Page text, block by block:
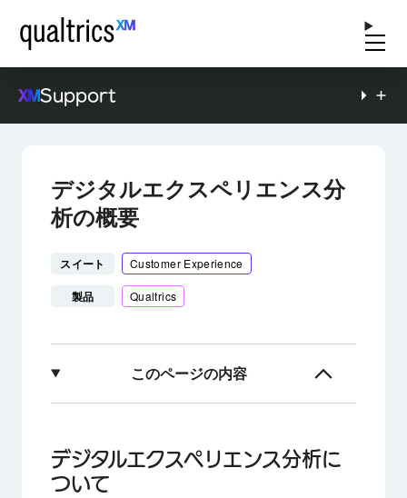
Support
デジタルエクスペリエンス分
析の概要
スイート Customer Experience
製品 Qualtrics
このページの内容
セッション
フラストレーションの検出
デジタルエクスペリエンス分析に
ついて